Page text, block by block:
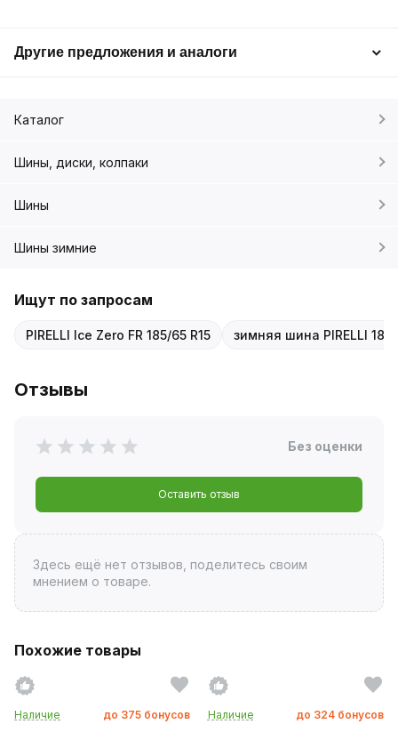
Другие предложения и аналоги
Каталог
Шины, диски, колпаки
Шины
Шины зимние
Ищут по запросам
PIRELLI Ice Zero FR 185/65 R15 зимняя шина PIRELLI 185/
Отзывы
Без оценки
Оставить отзыв
Здесь ещё нет отзывов, поделитесь своим
мнением о товаре.
Похожие товары
Наличие до 375 бонусов
Наличие до 324 бонусов